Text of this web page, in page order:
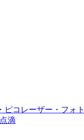
ピコレーザー・フォ
滴